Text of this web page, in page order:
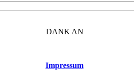
DANK AN
Impressum